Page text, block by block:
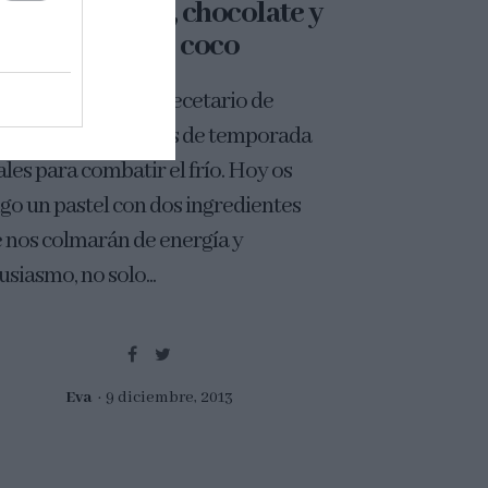
de batata, chocolate y
crema de coco
ampliando recetario de
con productos de temporada
para combatir el frío. Hoy os
un pastel con dos ingredientes
nos colmarán de energía y
no solo...
Eva 9 diciembre, 2013